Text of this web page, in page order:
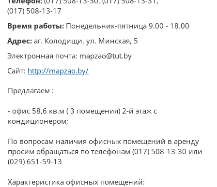
(017) 508-13-17
Время работы: Понедельник-пятница 9.00 - 18.00
Адрес: аг. Колодищи, ул. Минская, 5
Электронная почта: mapzao@tut.by
Сайт: http://mapzao.by/
Предлагаем :
- офис 58,6 кв.м ( 3 помещения) 2-й этаж с
кондиционером;
По вопросам наличия офисных помещений в аренду
просим обращаться по телефонам (017) 508-13-30 или
(029) 651-59-13
Характеристика офисных помещений: